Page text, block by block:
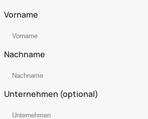
Vorname
Nachname
Unternehmen (optional)